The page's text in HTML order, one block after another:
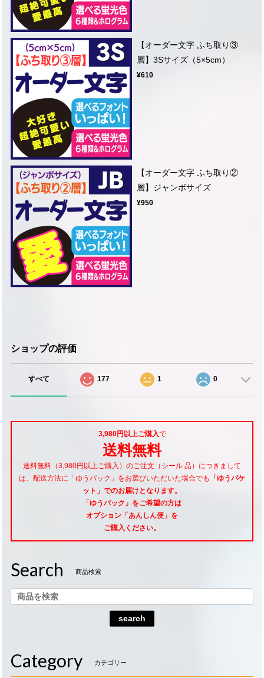
【オーダー文字 ふち取り③
層】3Sサイズ（5×5cm）
¥610
【オーダー文字 ふち取り②
層】ジャンボサイズ
¥950
ショップの評価
すべて 177 1 0
3,980円以上ご購入で
送料無料
送料無料（3,980円以上ご購入）のご注文（シール 品）につきまして
は、配送方法に「ゆうパック」をお選びいただいた場合でも
「ゆうパケ
ット」でのお届けとなります。
「ゆうパック」をご希望の方は
オプション「あんしん便」 を
ご購入ください。
Search 商品検索
search
Category カテゴリー